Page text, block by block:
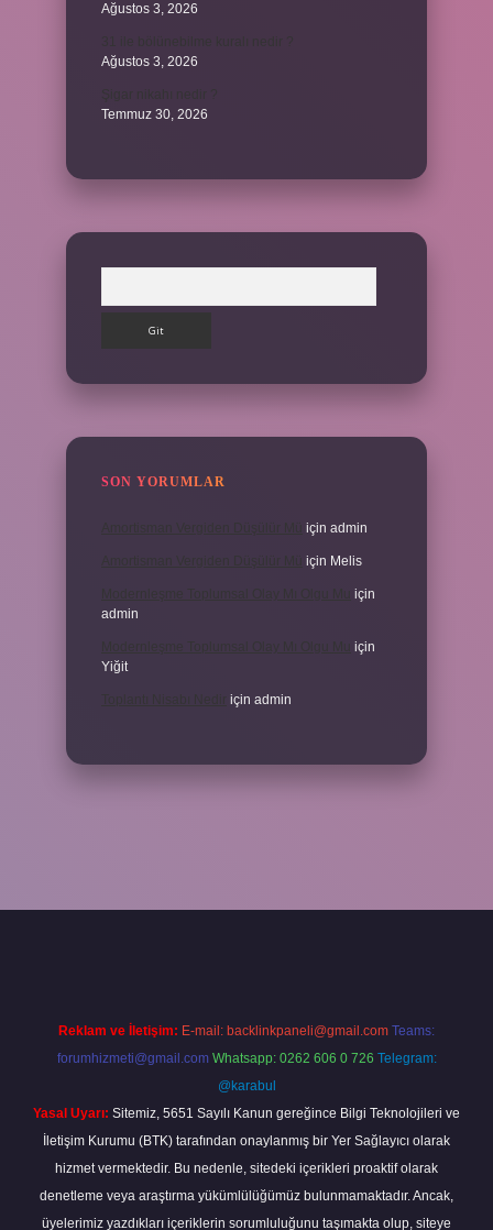
Ağustos 3, 2026
Ağustos 3, 2026
Temmuz 30, 2026
SON YORUMLAR
için admin
için Melis
için
admin
için
Yiğit
için admin
Reklam ve İletişim: E-mail: backlinkpaneli@gmail.com Teams:
forumhizmeti@gmail.com Whatsapp: 0262 606 0 726 Telegram:
@karabul
Yasal Uyarı: Sitemiz, 5651 Sayılı Kanun gereğince Bilgi Teknolojileri ve
İletişim Kurumu (BTK) tarafından onaylanmış bir Yer Sağlayıcı olarak
hizmet vermektedir. Bu nedenle, sitedeki içerikleri proaktif olarak
denetleme veya araştırma yükümlülüğümüz bulunmamaktadır. Ancak,
üyelerimiz yazdıkları içeriklerin sorumluluğunu taşımakta olup, siteye